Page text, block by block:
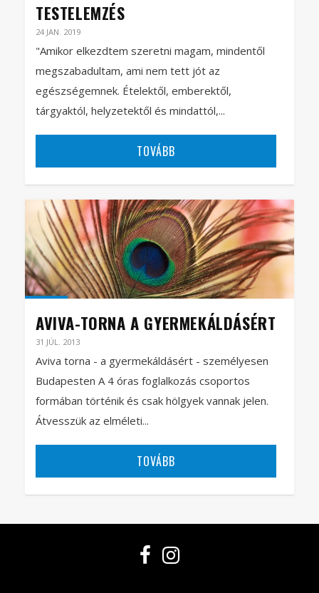
TESTELEMZÉS
24 JAN. 2019
"Amikor elkezdtem szeretni magam, mindentől
megszabadultam, ami nem tett jót az
egészségemnek. Ételektől, emberektől,
tárgyaktól, helyzetektől és mindattól,...
TOVÁBB
AVIVA-TORNA A GYERMEKÁLDÁSÉRT
31 JÚL. 2013
Aviva torna - a gyermekáldásért - személyesen
Budapesten A 4 óras foglalkozás csoportos
formában történik és csak hölgyek vannak jelen.
Átvesszük az elméleti...
TOVÁBB